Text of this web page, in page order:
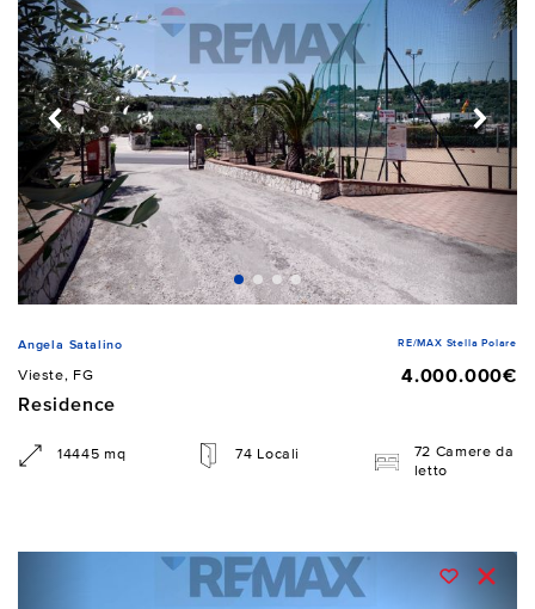
Angela Satalino RE/MAX Stella Polare
Vieste, FG
4.000.000€
Residence
14445 mq 74 Locali
72 Camere da
letto